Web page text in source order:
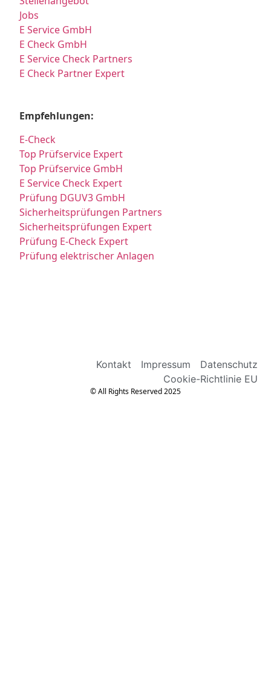
Jobs
E Service GmbH
E Check GmbH
E Service Check Partners
E Check Partner Expert
Empfehlungen:
E-Check
Top Prüfservice Expert
Top Prüfservice GmbH
E Service Check Expert
Prüfung DGUV3 GmbH
Sicherheitsprüfungen Partners
Sicherheitsprüfungen Expert
Prüfung E-Check Expert
Prüfung elektrischer Anlagen
Kontakt Impressum
Datenschutz
Cookie-Richtlinie EU
© All Rights Reserved 2025